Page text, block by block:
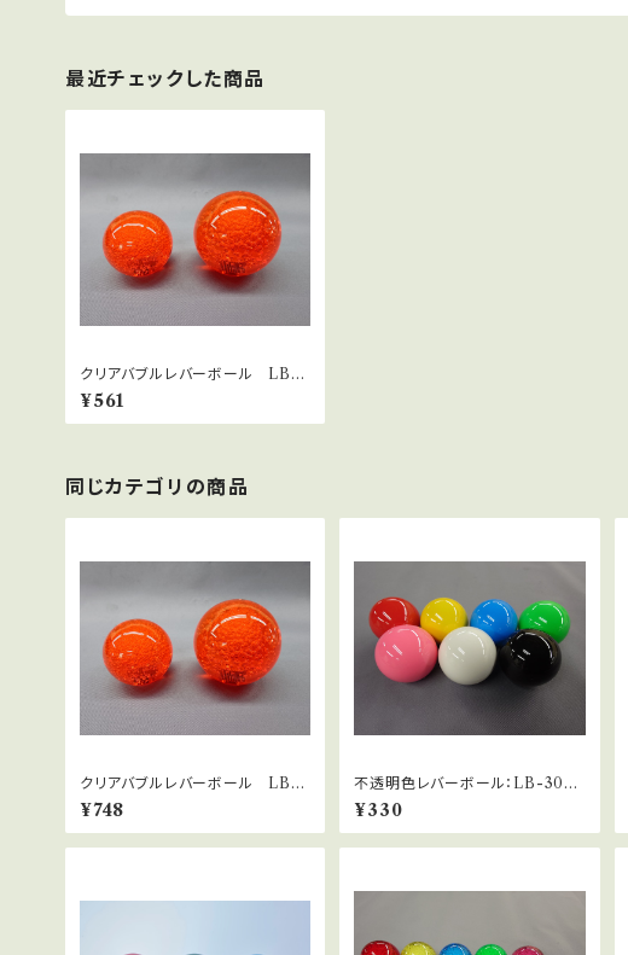
最近チェックした商品
クリアバブルレバーボール LB-3
9サーモンピンク
¥561
同じカテゴリの商品
クリアバブルレバーボール LB-4
9サーモンピンク
¥748
不透明色レバーボール：LB-30・L
B-35
¥330